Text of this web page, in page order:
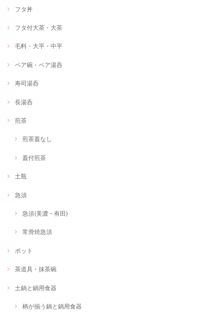
フタ丼
フタ付大茶・大茶
毛料・大平・中平
ペア碗・ペア湯呑
寿司湯呑
長湯呑
煎茶
煎茶蓋なし
蓋付煎茶
土瓶
急須
急須(美濃・有田)
常滑焼急須
ポット
茶道具・抹茶碗
土鍋と鍋用食器
柄が揃う鍋と鍋用食器